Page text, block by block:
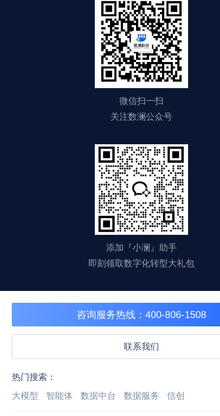
微信扫一扫
关注数澜公众号
添加『小澜』助手
即刻领取数字化转型大礼包
咨询服务热线：400-806-1508
联系我们
热门搜索：
大模型
智能体 数据中台 数据服务 信创